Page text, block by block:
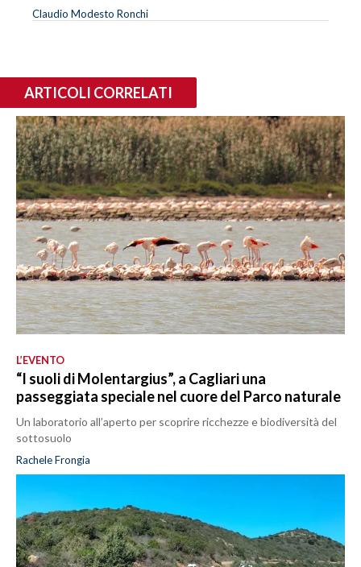
Claudio Modesto Ronchi
ARTICOLI CORRELATI
L’EVENTO
“I suoli di Molentargius”, a Cagliari una
passeggiata speciale nel cuore del Parco naturale
Un laboratorio all’aperto per scoprire ricchezze e biodiversità del
sottosuolo
Rachele Frongia